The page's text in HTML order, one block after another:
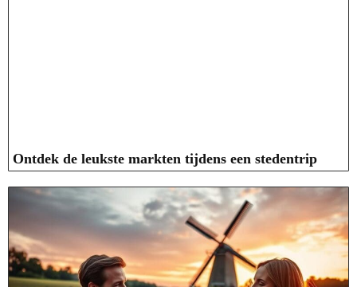
Ontdek de leukste markten tijdens een stedentrip